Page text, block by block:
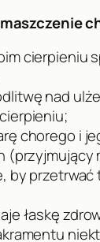
cierpieniu
nad
chorego i
(przyjmujący
by przetrwać
łaskę